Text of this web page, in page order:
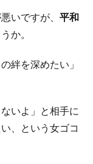
いですが、 平和
か。
絆を深めたい」
いよ」と相手に
、という女ゴコ